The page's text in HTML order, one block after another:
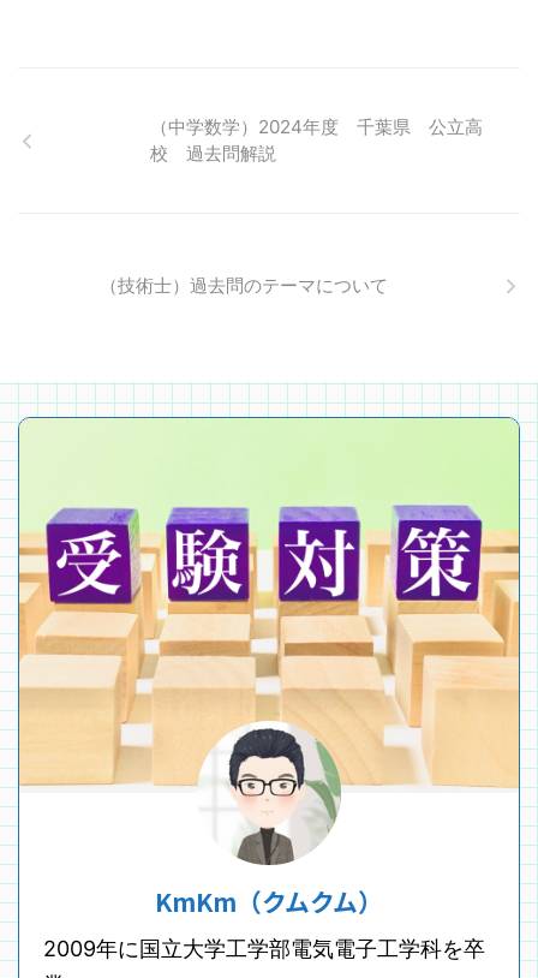
（中学数学）2024年度 千葉県 公立高
校 過去問解説
（技術士）過去問のテーマについて
KmKm（クムクム）
2009年に国立大学工学部電気電子工学科を卒